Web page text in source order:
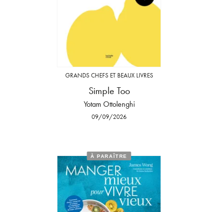
GRANDS CHEFS ET BEAUX LIVRES
Simple Too
Yotam Ottolenghi
09/09/2026
À PARAÎTRE